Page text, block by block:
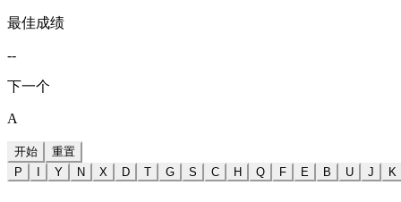
最佳成绩
--
下一个
A
开始
重置
P
I Y N X D T G S C H Q F E B U J K